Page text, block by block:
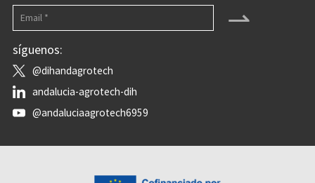
⇀
síguenos:
@dihandagrotech
andalucia-agrotech-dih
@andaluciaagrotech6959